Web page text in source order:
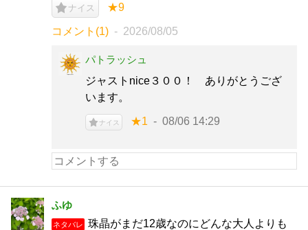
ナイス ★9
コメント(1) 2026/08/05
パトラッシュ
ジャストnice３００！ ありがとうござ
います。
ナイス ★1 08/06 14:29
ふゆ
ネタバレ
珠晶がまだ12歳なのにどんな大人よりも